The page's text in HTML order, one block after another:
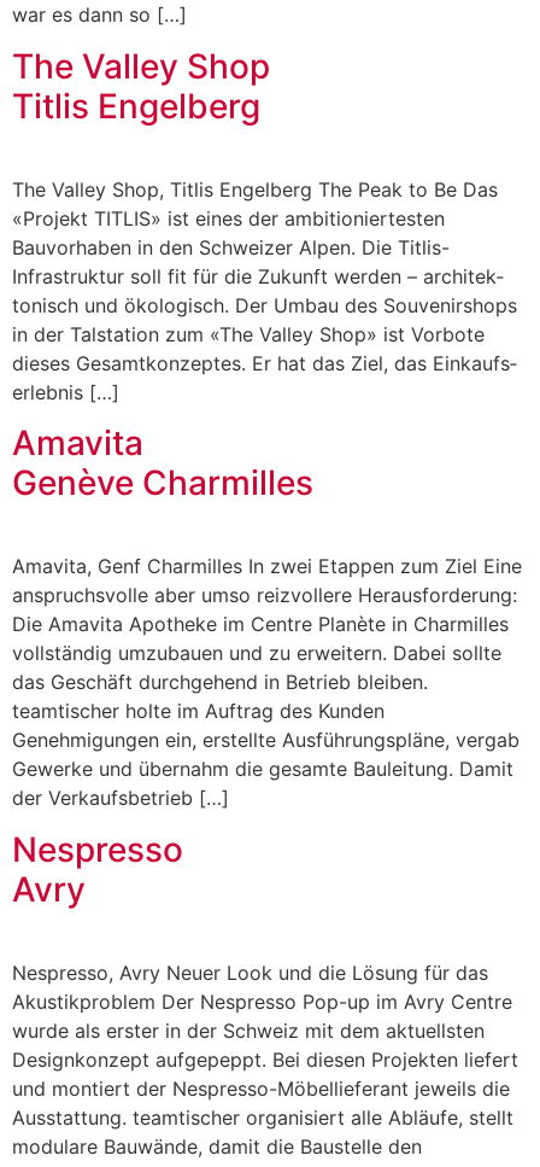
war es dann so […]
The Valley Shop
Titlis Engelberg
The Valley Shop, Titlis Engelberg The Peak to Be Das
«Projekt TITLIS» ist eines der ambitioniertesten
Bauvorhaben in den Schweizer Alpen. Die Titlis-
Infrastruktur soll fit für die Zukunft werden – architek­
tonisch und ökologisch. Der Umbau des Souvenirshops
in der Talstation zum «The Valley Shop» ist Vorbote
dieses Gesamtkonzeptes. Er hat das Ziel, das Einkaufs­
erlebnis […]
Amavita
Genève Charmilles
Amavita, Genf Charmilles In zwei Etappen zum Ziel Eine
anspruchsvolle aber umso reizvollere Herausforderung:
Die Amavita Apotheke im Centre Planète in Charmilles
vollständig umzubauen und zu erweitern. Dabei sollte
das Geschäft durchgehend in Betrieb bleiben.
teamtischer holte im Auftrag des Kunden
Genehmigungen ein, erstellte Ausführungspläne, vergab
Gewerke und übernahm die gesamte Bauleitung. Damit
der Verkaufsbetrieb […]
Nespresso
Avry
Nespresso, Avry Neuer Look und die Lösung für das
Akustikproblem Der Nespresso Pop-up im Avry Centre
wurde als erster in der Schweiz mit dem aktuellsten
Designkonzept aufgepeppt. Bei diesen Projekten liefert
und montiert der Nespresso-Möbellieferant jeweils die
Ausstattung. teamtischer organisiert alle Abläufe, stellt
modulare Bauwände, damit die Baustelle den